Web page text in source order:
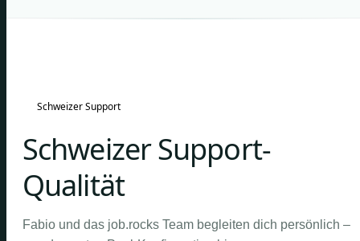
Schweizer Support
Schweizer Support-
Qualität
Fabio und das job.rocks Team begleiten dich persönlich –